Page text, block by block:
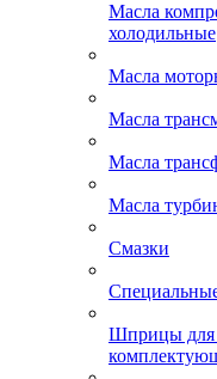
Масла
холодильные
Масла
Масла
Масла
Масла
Смазки
Шприцы для